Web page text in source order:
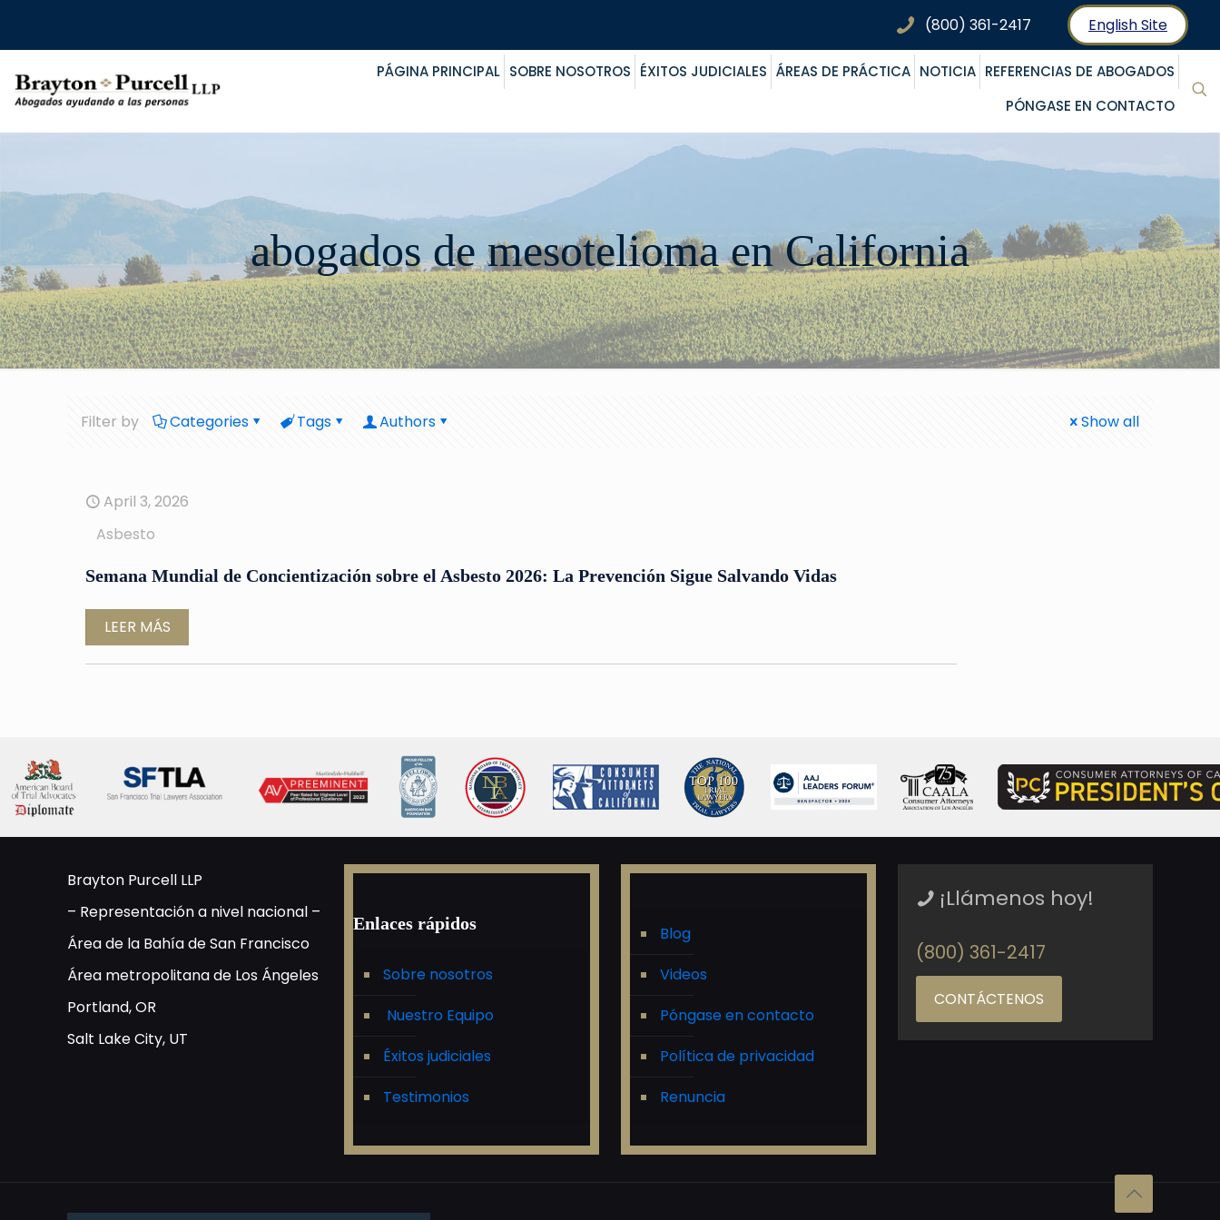
(800) 361-2417 English Site
PÁGINA PRINCIPAL SOBRE NOSOTROS ÉXITOS JUDICIALES ÁREAS DE PRÁCTICA NOTICIA REFERENCIAS DE ABOGADOS
PÓNGASE EN CONTACTO
abogados de mesotelioma en California
Filter by Categories Tags Authors Show all
April 3, 2026
Asbesto
Semana Mundial de Concientización sobre el Asbesto 2026: La Prevención Sigue Salvando Vidas
LEER MÁS
Brayton Purcell LLP
– Representación a nivel nacional –
Área de la Bahía de San Francisco
Área metropolitana de Los Ángeles
Portland, OR
Salt Lake City, UT
Enlaces rápidos
Sobre nosotros
Nuestro Equipo
Éxitos judiciales
Testimonios
Blog
Videos
Póngase en contacto
Política de privacidad
Renuncia
¡Llámenos hoy!
(800) 361-2417
CONTÁCTENOS